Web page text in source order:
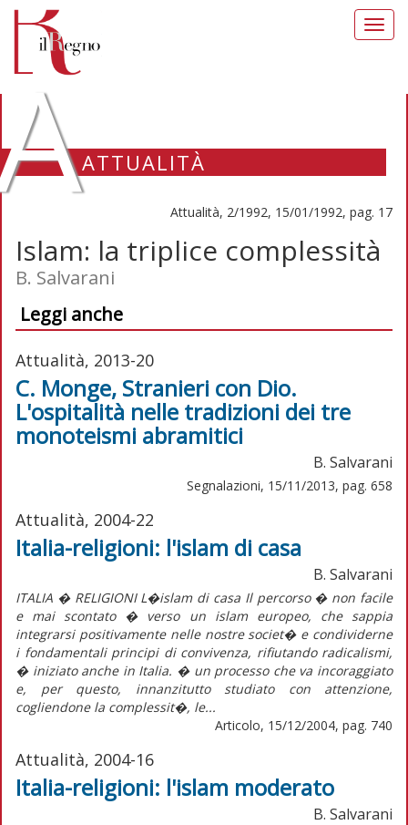
ATTUALITÀ
Attualità, 2/1992, 15/01/1992, pag. 17
Islam: la triplice complessità
B. Salvarani
Leggi anche
Attualità, 2013-20
C. Monge, Stranieri con Dio.
L'ospitalità nelle tradizioni dei tre
monoteismi abramitici
B. Salvarani
Segnalazioni, 15/11/2013, pag. 658
Attualità, 2004-22
Italia-religioni: l'islam di casa
B. Salvarani
ITALIA � RELIGIONI L�islam di casa Il percorso � non facile
e mai scontato � verso un islam europeo, che sappia
integrarsi positivamente nelle nostre societ� e condividerne
i fondamentali principi di convivenza, rifiutando radicalismi,
� iniziato anche in Italia. � un processo che va incoraggiato
e, per questo, innanzitutto studiato con attenzione,
cogliendone la complessit�, le...
Articolo, 15/12/2004, pag. 740
Attualità, 2004-16
Italia-religioni: l'islam moderato
B. Salvarani